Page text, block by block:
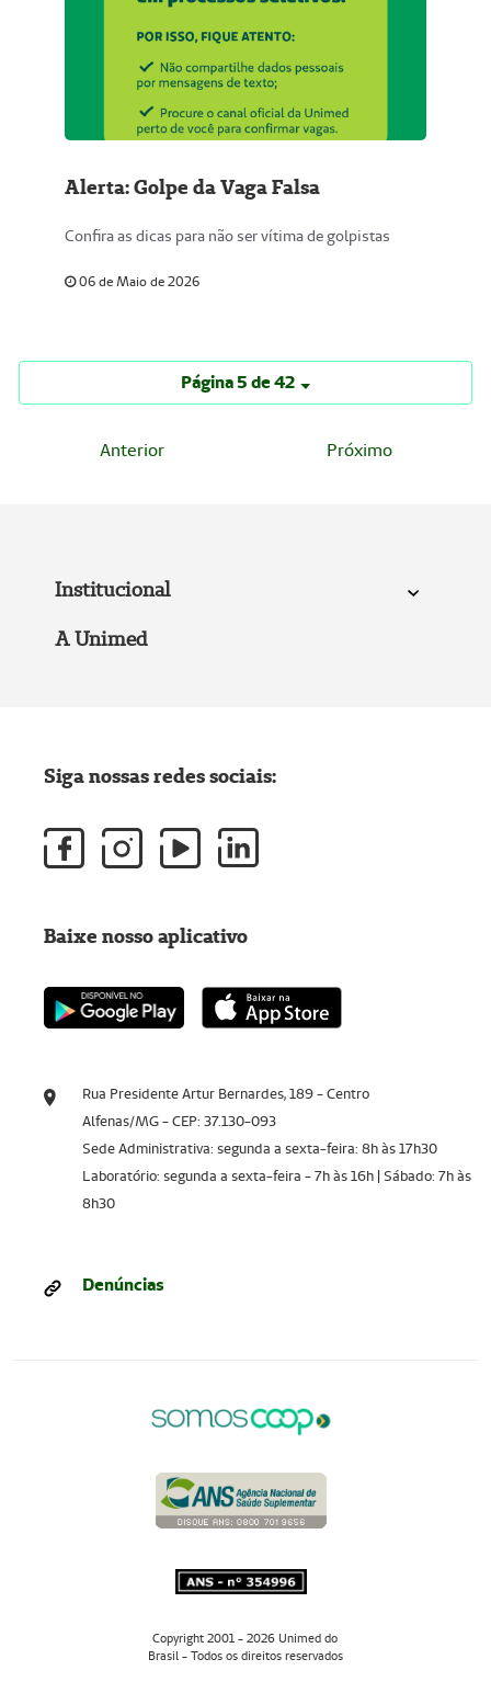
Alerta: Golpe da Vaga Falsa
Confira as dicas para não ser vítima de golpistas
06 de Maio de 2026
Página 5 de 42
Anterior Próximo
Institucional
A Unimed
Rua Presidente Artur Bernardes, 189 - Centro
Alfenas/MG - CEP: 37.130-093
Sede Administrativa: segunda a sexta-feira: 8h às 17h30
Laboratório: segunda a sexta-feira - 7h às 16h | Sábado: 7h às
8h30
Denúncias
Siga nossas redes sociais:
Baixe nosso aplicativo
Copyright 2001 - 2026 Unimed do
Brasil - Todos os direitos reservados